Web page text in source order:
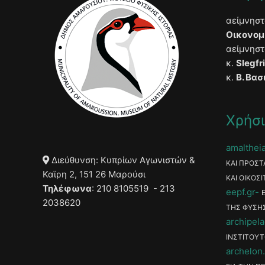
Διεύθυνση: Κυπρίων Αγωνιστών &
Καϊρη 2, 151 26 Μαρούσι
Τηλέφωνα: 210 8105519 - 213
2038620
κ.
κ. Β.
ΚΑΙ
ΚΑΙ
eepf.gr
ΤΗΣ